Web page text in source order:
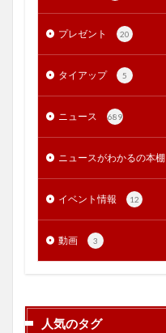
プレゼント 20
タイアップ 5
ニュース 689
ニュースがわかるの本棚
イベント情報 12
動画 3
人気のタグ